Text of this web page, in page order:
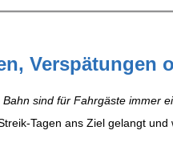
Verspätungen
sind für Fahrgäste immer
Tagen ans Ziel gelangt